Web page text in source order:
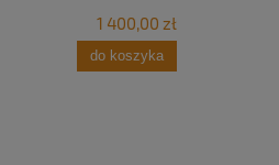
1 400,00 zł
do koszyka